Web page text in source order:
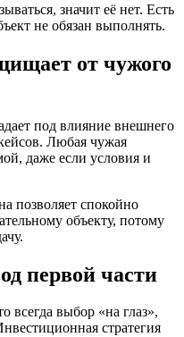
значит её нет. Есть
не обязан выполнять.
от чужого
под влияние внешнего
Любая чужая
даже если условия и
позволяет спокойно
объекту, потому
первой части
всегда выбор «на глаз»,
стратегия